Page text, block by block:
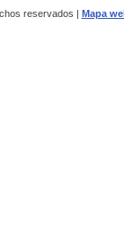
reservados | Mapa